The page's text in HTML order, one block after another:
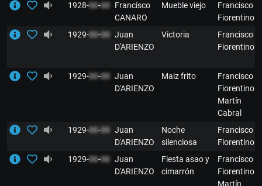
1928-00-00
Francisco
CANARO
Mueble viejo
Francisco
Fiorentino
1929-00-00 Juan
D'ARIENZO
Victoria
Francisco
Fiorentino
1929-00-00 Juan
D'ARIENZO
Maiz frito
Francisco
Fiorentino y
Martín
Cabral
1929-00-00 Juan
D'ARIENZO
Noche
silenciosa
Francisco
Fiorentino
1929-00-00 Juan
D'ARIENZO
Fiesta asao y
cimarrón
Francisco
Fiorentino y
Martín